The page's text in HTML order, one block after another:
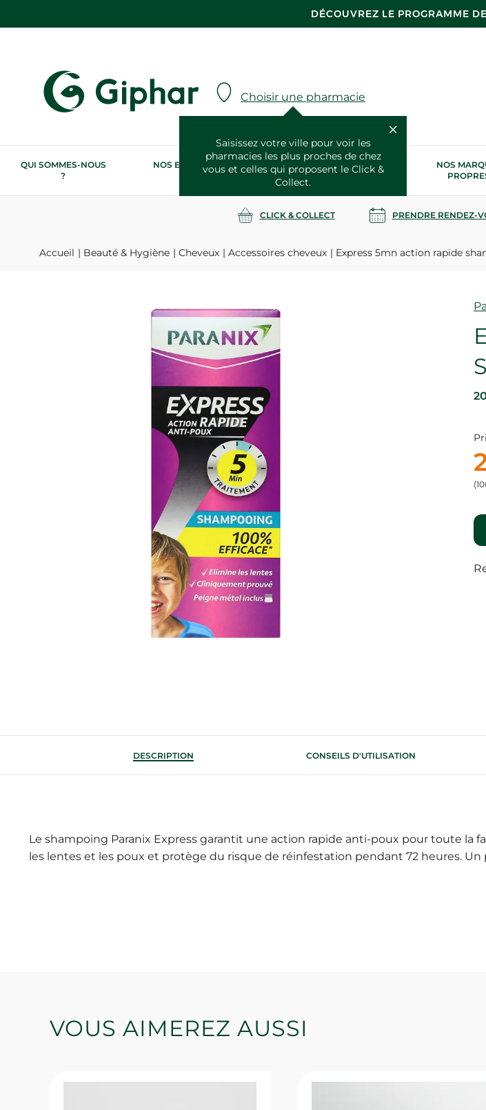
DÉCOUVREZ LE PROGRAMME
Choisir une pharmacie
Saisissez votre ville pour voir les
pharmacies les plus proches de chez
vous et celles qui proposent le Click &
Collect.
QUI SOMMES-NOUS
?
NOS ENGAGEMENTS
RSE
NOS SERVICES
SANTÉ
NOS
CLICK & COLLECT PRENDRE RENDEZ-
Accueil Beauté & Hygiène Cheveux Accessoires cheveux Express 5mn action rapide
DESCRIPTION CONSEILS D'UTILISATION
Le shampoing Paranix Express garantit une action rapide anti-poux pour toute la
les lentes et les poux et protège du risque de réinfestation pendant 72 heures.
VOUS AIMEREZ AUSSI